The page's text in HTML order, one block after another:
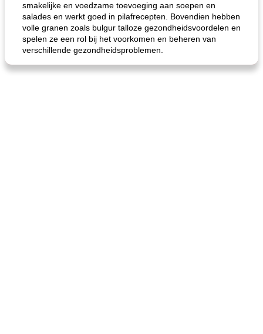
smakelijke en voedzame toevoeging aan soepen en
salades en werkt goed in pilafrecepten. Bovendien hebben
volle granen zoals bulgur talloze gezondheidsvoordelen en
spelen ze een rol bij het voorkomen en beheren van
verschillende gezondheidsproblemen.